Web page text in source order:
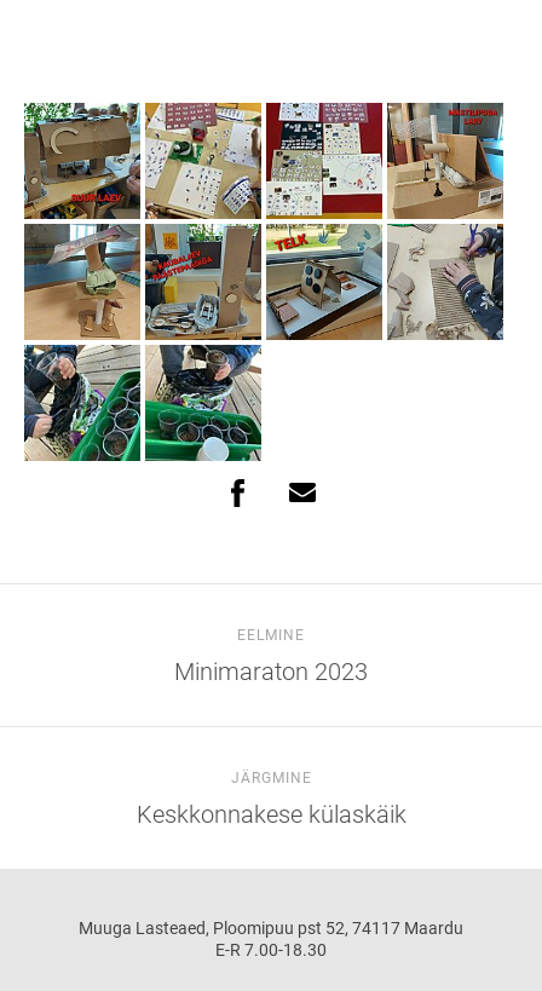
EELMINE
Minimaraton 2023
JÄRGMINE
Keskkonnakese külaskäik
Muuga Lasteaed, Ploomipuu pst 52, 74117 Maardu
E-R 7.00-18.30